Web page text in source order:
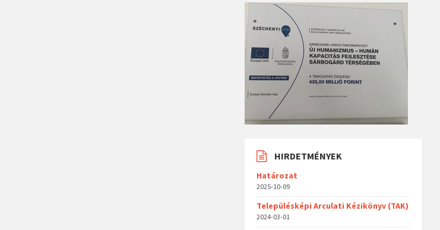
HIRDETMÉNYEK
Határozat
2025-10-09
Településképi Arculati Kézikönyv (TAK)
2024-03-01